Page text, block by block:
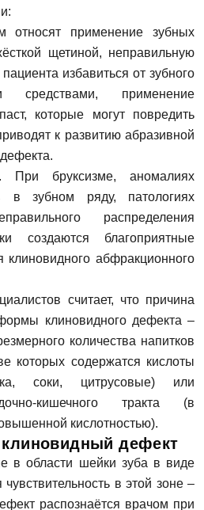
относят применение зубных
щетиной, неправильную
избавиться от зубного
средствами, применение
которые могут повредить
к развитию абразивной
При бруксизме, аномалиях
в зубном ряду, патологиях
распределения
создаются благоприятные
клиновидного абфракционного
считает, что причина
клиновидного дефекта –
количества напитков
которых содержатся кислоты
соки, цитрусовые) или
кишечного тракта (в
кислотностью).
клиновидный дефект
в области шейки зуба в виде
в этой зоне –
распознаётся врачом при